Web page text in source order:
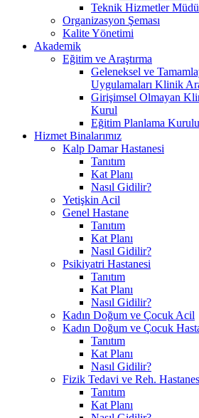
Teknik Hizmetler
Organizasyon Şeması
Kalite Yönetimi
Akademik
Eğitim ve Araştırma
Geleneksel ve
Uygulamaları Klinik
Girişimsel Olmayan
Kurul
Eğitim Planlama
Hizmet Binalarımız
Kalp Damar Hastanesi
Tanıtım
Kat Planı
Nasıl Gidilir?
Yetişkin Acil
Genel Hastane
Tanıtım
Kat Planı
Nasıl Gidilir?
Psikiyatri Hastanesi
Tanıtım
Kat Planı
Nasıl Gidilir?
Kadın Doğum ve Çocuk Acil
Kadın Doğum ve Çocuk
Tanıtım
Kat Planı
Nasıl Gidilir?
Fizik Tedavi ve Reh.
Tanıtım
Kat Planı